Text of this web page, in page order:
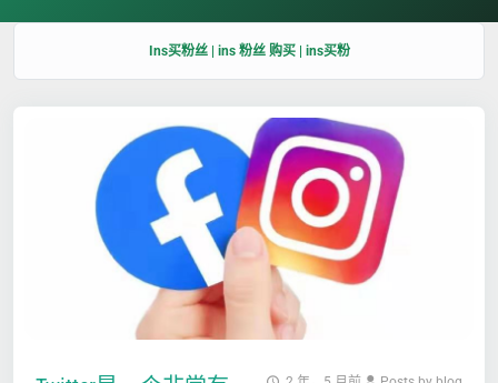
Ins买粉丝 | ins 粉丝 购买 | ins买粉